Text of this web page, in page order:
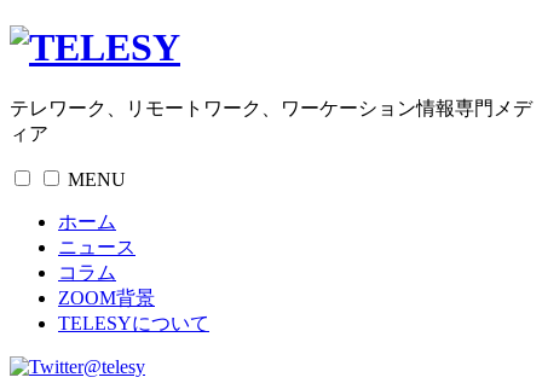
テレワーク、リモートワーク、ワーケーション情報専門メデ
ィア
MENU
ホーム
ニュース
コラム
ZOOM背景
TELESYについて
@telesy